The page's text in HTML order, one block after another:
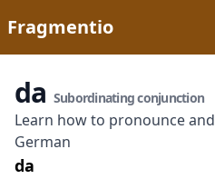
Fragmentio
da Subordinating conjunction
Learn how to pronounce
German
da